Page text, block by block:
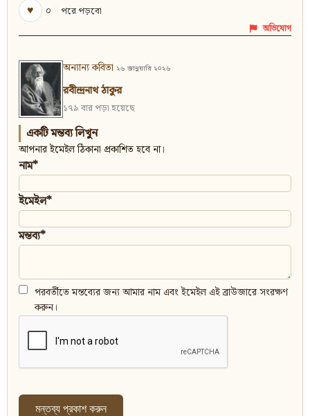
♥
০ পরে পড়বো
অভিযোগ
অন্যান্য কবিতা ২৬ জানুয়ারি ২০২৬
রবীন্দ্রনাথ ঠাকুর
১৭৯ বার পড়া হয়েছে
একটি মন্তব্য লিখুন
আপনার ইমেইল ঠিকানা প্রকাশিত হবে না।
নাম*
ইমেইল*
মন্তব্য*
পরবর্তীতে মন্তব্যের জন্য আমার নাম এবং ইমেইল এই ব্রাউজারে সংরক্ষণ
করুন।